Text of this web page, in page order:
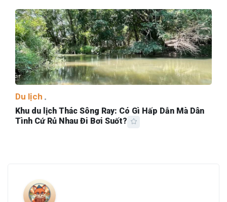
Du lịch
Khu du lịch Thác Sông Ray: Có Gì Hấp Dẫn Mà Dân
Tình Cứ Rủ Nhau Đi Bơi Suốt?